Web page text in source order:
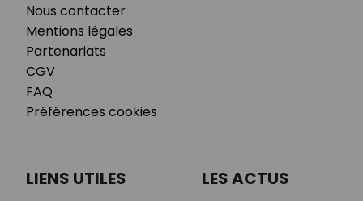
Nous contacter
Mentions légales
Partenariats
CGV
FAQ
Préférences cookies
LIENS UTILES LES ACTUS